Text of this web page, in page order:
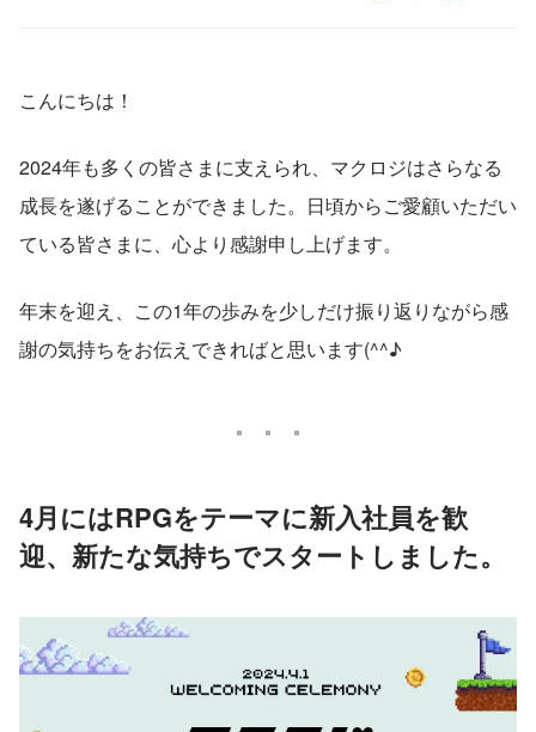
こんにちは！
2024年も多くの皆さまに支えられ、マクロジはさらなる
成長を遂げることができました。日頃からご愛顧いただい
ている皆さまに、心より感謝申し上げます。
年末を迎え、この1年の歩みを少しだけ振り返りながら感
謝の気持ちをお伝えできればと思います(^^♪
4月にはRPGをテーマに新入社員を歓
迎、新たな気持ちでスタートしました。